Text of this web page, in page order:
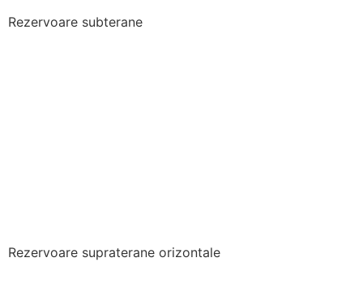
Rezervoare subterane
Rezervoare supraterane orizontale